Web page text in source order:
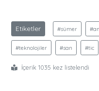
Etiketler #sümer
#teknolojiler #san #tic
İçerik 1035 kez listelendi